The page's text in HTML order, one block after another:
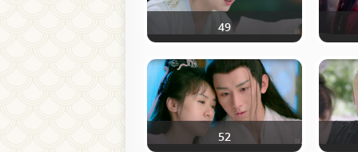
49
52